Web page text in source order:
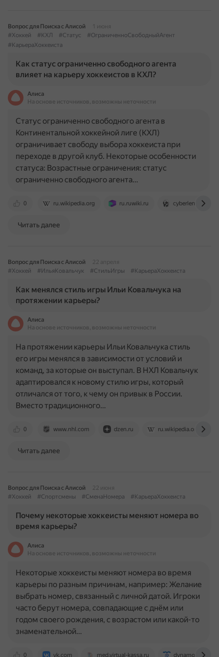
Вопрос для Поиска с Алисой
1 июня
#Хоккей
#КХЛ #Статус
#ОграниченноСвободныйАгент
#КарьераХоккеиста
Как статус ограниченно свободного агента
влияет на карьеру хоккеистов в КХЛ?
Алиса
На основе источников, возможны неточности
0 ru.wikipedia.org ru.ruwiki.ru cyberleninka.ru
Статус ограниченно свободного агента в
Континентальной хоккейной лиге (КХЛ)
ограничивает свободу выбора хоккеиста при
переходе в другой клуб. Некоторые особенности
статуса: Возрастные ограничения: статус
ограниченно свободного агента…
Читать далее
Вопрос для Поиска с Алисой
22 апреля
#Хоккей
#ИльяКовальчук #СтильИгры #КарьераХоккеиста
Как менялся стиль игры Ильи Ковальчука на
протяжении карьеры?
Алиса
На основе источников, возможны неточности
0 www.nhl.com dzen.ru ru.wikipedia.org
На протяжении карьеры Ильи Ковальчука стиль
его игры менялся в зависимости от условий и
команд, за которые он выступал. В НХЛ Ковальчук
адаптировался к новому стилю игры, который
отличался от того, к чему он привык в России.
Вместо традиционного…
Читать далее
Вопрос для Поиска с Алисой
22 июня
#Хоккей
#Спортсмены #СменаНомера #КарьераХоккеиста
Почему некоторые хоккеисты меняют номера во
время карьеры?
Алиса
На основе источников, возможны неточности
0 vk.com med.virtual-kassa.ru dynamo-
Некоторые хоккеисты меняют номера во время
карьеры по разным причинам, например: Желание
выбрать номер, связанный с личной датой. Игроки
часто берут номера, совпадающие с днём или
годом своего рождения, с возрастом или какой-то
знаменательной…